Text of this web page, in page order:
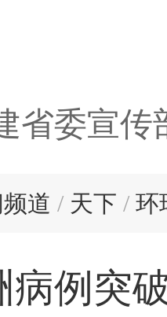
省委宣传
道 / 天下 / 环
病例突